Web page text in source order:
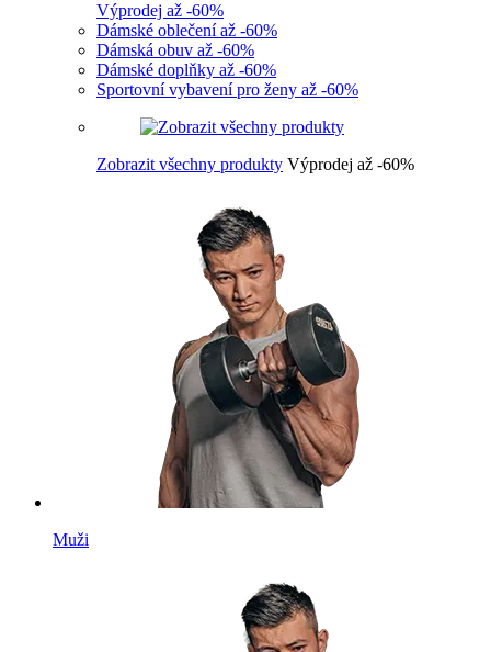
Výprodej až -60%
Dámské oblečení až -60%
Dámská obuv až -60%
Dámské doplňky až -60%
Sportovní vybavení pro ženy až -60%
Zobrazit všechny produkty Výprodej až -60%
Muži